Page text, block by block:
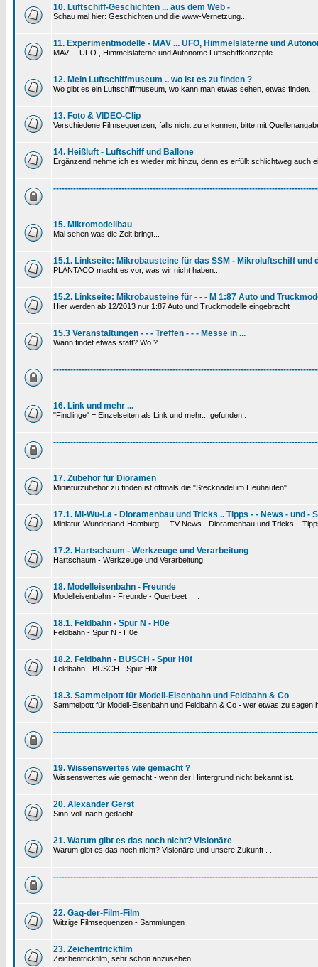
10. Luftschiff-Geschichten ... aus dem Web -
Schau mal hier: Geschichten und die www-Vernetzung...
11. Experimentmodelle - MAV ... UFO, Himmelslaterne und
MAV ... UFO , Himmelslaterne und Autonome Luftschiffkonzepte
12. Mein Luftschiffmuseum .. wo ist es zu finden ?
Wo gibt es ein Luftschiffmuseum, wo kann man etwas sehen, etwas finden...
13. Foto & VIDEO-Clip
Verschiedene Filmsequenzen, falls nicht zu erkennen, bitte mit
14. Heißluft - Luftschiff und Ballone
Ergänzend nehme ich es wieder mit hinzu, denn es erfüllt schlichtweg auch
15. Mikromodellbau
Mal sehen was die Zeit bringt...
15.1. Linkseite: Mikrobausteine für das SSM - Mikroluftschiff und
PLANTACO macht es vor, was wir nicht haben...
15.2. Linkseite: Mikrobausteine für - - - M 1:87 Auto und
Hier werden ab 12/2013 nur 1:87 Auto und Truckmodelle eingebracht
15.3 Veranstaltungen - - - Treffen - - - Messe in ...
Wann findet etwas statt? Wo ?
16. Link und mehr ...
"Findlinge" = Einzelseiten als Link und mehr... gefunden..
17. Zubehör für Dioramen
Miniaturzubehör zu finden ist oftmals die "Stecknadel im Heuhaufen" ..
17.1. Mi-Wu-La - Dioramenbau und Tricks .. Tipps - - News - und -
Miniatur-Wunderland-Hamburg ... TV News - Dioramenbau und Tricks ..
17.2. Hartschaum - Werkzeuge und Verarbeitung
Hartschaum - Werkzeuge und Verarbeitung
18. Modelleisenbahn - Freunde
Modelleisenbahn - Freunde - Querbeet . . .
18.1. Feldbahn - Spur N - H0e
Feldbahn - Spur N - H0e
18.2. Feldbahn - BUSCH - Spur H0f
Feldbahn - BUSCH - Spur H0f
18.3. Sammelpott für Modell-Eisenbahn und Feldbahn & Co
Sammelpott für Modell-Eisenbahn und Feldbahn & Co - wer etwas zu sagen
19. Wissenswertes wie gemacht ?
Wissenswertes wie gemacht - wenn der Hintergrund nicht bekannt ist.
20. Alexander Gerst
Sinn-voll-nach-gedacht . . .
21. Warum gibt es das noch nicht? Visionäre
Warum gibt es das noch nicht? Visionäre und unsere Zukunft . . .
22. Gag-der-Film-Film
Witzige Filmsequenzen - Sammlungen
23. Zeichentrickfilm
Zeichentrickfilm, sehr schön anzusehen . . .